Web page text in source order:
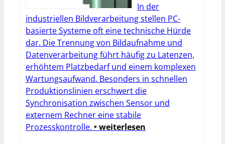
In der
industriellen Bildverarbeitung stellen PC-
basierte Systeme oft eine technische Hürde
dar. Die Trennung von Bildaufnahme und
Datenverarbeitung führt häufig zu Latenzen,
erhöhtem Platzbedarf und einem komplexen
Wartungsaufwand. Besonders in schnellen
Produktionslinien erschwert die
Synchronisation zwischen Sensor und
externem Rechner eine stabile
Prozesskontrolle. ‣ weiterlesen